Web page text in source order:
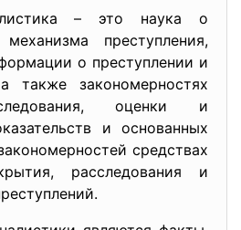
– это наука о
механизма преступления,
о преступлении и
также закономерностях
оценки и
и основанных
средствах
расследования и